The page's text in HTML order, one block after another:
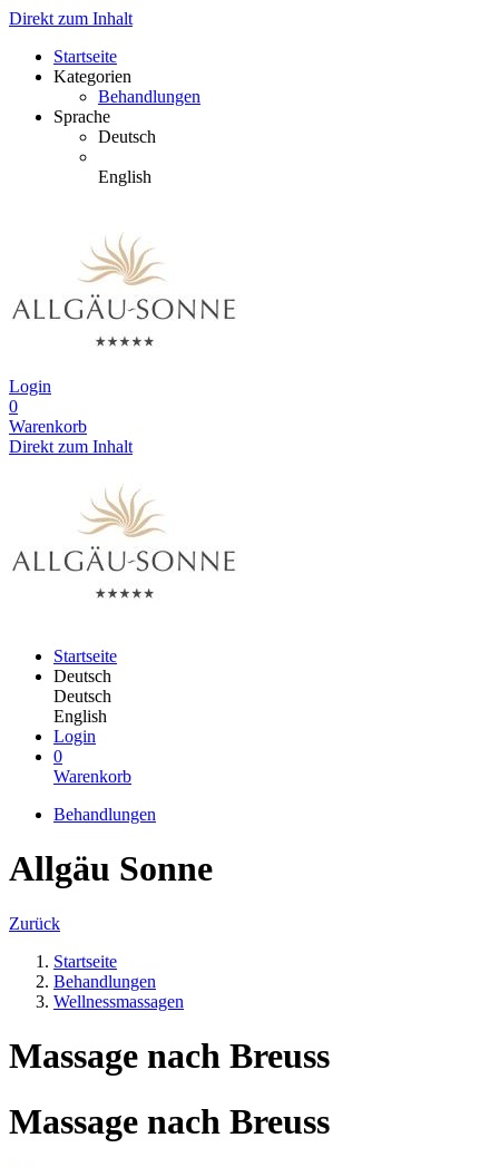
Direkt zum Inhalt
Startseite
Kategorien
Behandlungen
Sprache
Deutsch
English
Login
0
Warenkorb
Direkt zum Inhalt
Startseite
Deutsch
Deutsch
English
Login
0
Warenkorb
Behandlungen
Allgäu Sonne
Zurück
Startseite
Behandlungen
Wellnessmassagen
Massage nach Breuss
Massage nach Breuss